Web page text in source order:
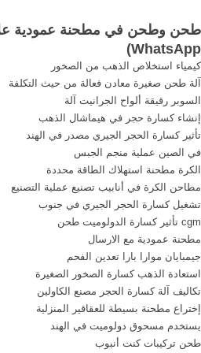
اله طحن الحديد كسارات جده
مصنع محطم المسمار الصحافة
استخدام مطحنة الجافة
والصيانة . Read More+
طحن وطحن في مطحنة عمودية
WhatsApp
)
كيمياء استخلاص الذهب من الصخور
آلة طحن صغيرة معادن فعالة من حيث التكلفة
السوبر رقيقة ألواح الجرانيت آلة
إنشاء كسارة حجر في هيماشال الذهب
تأثير كسارة الحجر الجيري مصدر في الهند
في الصين عملية منجم الجبس
الكرة مطحنة استهلاك الطاقة محددة
مطاحن الكرة في أنابيب تصنيع عملية التصنيع
تشغيل كسارة الحجر الجيري في جنوب
cgm تأثير كسارة الدولوميت طحن
مطحنة عمودية مع الارسال
جيمبايان موارا بارا تعدين الفحم
استعادة الذهب كسارة الصخور الصغيرة
تكاليف آلة كسارة الحجر مصنع الكاولين
إختراع مطحنة بسيطة للعقاقير المنزلية
يستخدم مسحوق دولوميت في الهند
طحن تركيبات كنت أنبوب